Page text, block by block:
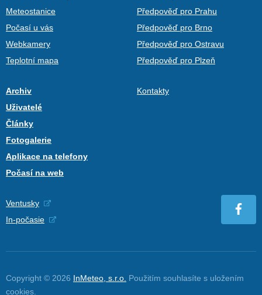
Meteostanice
Počasí u vás
Webkamery
Teplotní mapa
Předpověď pro Prahu
Předpověď pro Brno
Předpověď pro Ostravu
Předpověď pro Plzeň
Archiv
Uživatelé
Články
Fotogalerie
Aplikace na telefony
Počasí na web
Kontakty
Ventusky
In-počasie
Copyright © 2026 InMeteo, s.r.o. Použitím souhlasíte s uložením
cookies